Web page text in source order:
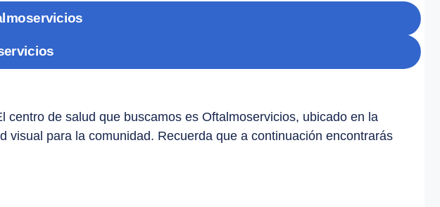
centro de salud que buscamos es Oftalmoservicios, ubicado en la
visual para la comunidad. Recuerda que a continuación encontrarás